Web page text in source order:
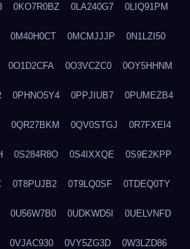
0KO7R0BZ 0LA240G7 0LIQ91PM
0M40H0CT 0MCMJJJP 0N1LZI50
0O1D2CFA 0O3VCZC0 0OY5HHNM
0PHNO5Y4 0PPJIUB7 0PUMEZB4
0QR27BKM 0QV0STGJ 0R7FXEI4
0S284R8O 0S4IXXQE 0S9E2KPP
0T8PUJB2 0T9LQ0SF 0TDEQ0TY
0U56W7B0 0UDKWD5I 0UELVNFD
0VJAC930 0VY5ZG3D 0W3LZD86